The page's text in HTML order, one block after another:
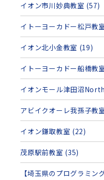
イオン市川妙典教室 (57)
イトーヨーカドー松戸教
イオン北小金教室 (19)
イトーヨーカドー船橋教
イオンモール津田沼
アビイクオーレ我孫子教
イオン鎌取教室 (22)
茂原駅前教室 (35)
【埼玉県のプログラミン